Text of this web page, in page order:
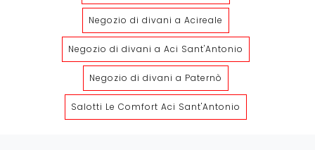
Negozio di divani a Acireale
Negozio di divani a Aci Sant'Antonio
Negozio di divani a Paternò
Salotti Le Comfort Aci Sant'Antonio